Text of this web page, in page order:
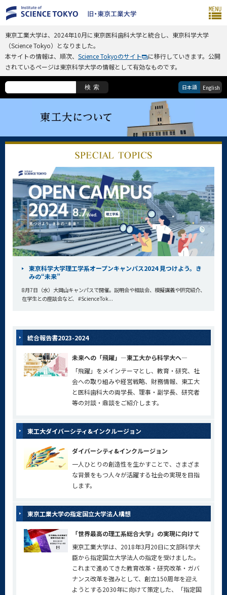
東京工業大学は、2024年10月に東京医科歯科大学と統合し、東京科学大学
（Science Tokyo）となりました。
本サイトの情報は、順次、 Science Tokyoのサイト
に移行していきます。公開
されているページは東京科学大学の情報として有効なものです。
検索 日本語 English
東京科学大学理工学系オープンキャンパス2024 見つけよう。き
みの“未来”
8月7日（水）大岡山キャンパスで開催。説明会や相談会、模擬講義や研究紹介、
在学生との座談会など、 #ScienceTok...
統合報告書2023-2024
未来への「飛躍」―東工大から科学大へ―
「飛躍」をメインテーマとし、教育・研究、社
会への取り組みや経営戦略、財務情報、東工大
と医科歯科大の両学長、理事・副学長、研究者
等の対談・鼎談をご紹介します。
東工大ダイバーシティ&インクルージョン
ダイバーシティ&インクルージョン
一人ひとりの創造性を生かすことで、さまざま
な背景をもつ人々が活躍する社会の実現を目指
します。
東京工業大学の指定国立大学法人構想
「世界最高の理工系総合大学」の実現に向けて
東京工業大学は、2018年3月20日に文部科学大
臣から指定国立大学法人の指定を受けました。
これまで進めてきた教育改革・研究改革・ガバ
ナンス改革を強みとして、創立150周年を迎え
ようとする2030年に向けて策定した、「指定国